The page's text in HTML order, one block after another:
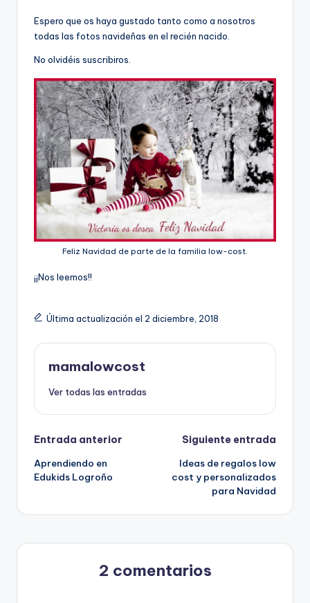
Espero que os haya gustado tanto como a nosotros
todas las fotos navideñas en el recién nacido.
No olvidéis suscribiros.
Feliz Navidad de parte de la familia low-cost.
¡¡Nos leemos!!
Última actualización el 2 diciembre, 2018
mamalowcost
Ver todas las entradas
Navegación
de
Entrada anterior
Aprendiendo en
Edukids Logroño
Siguiente entrada
Ideas de regalos low
cost y personalizados
para Navidad
2 comentarios